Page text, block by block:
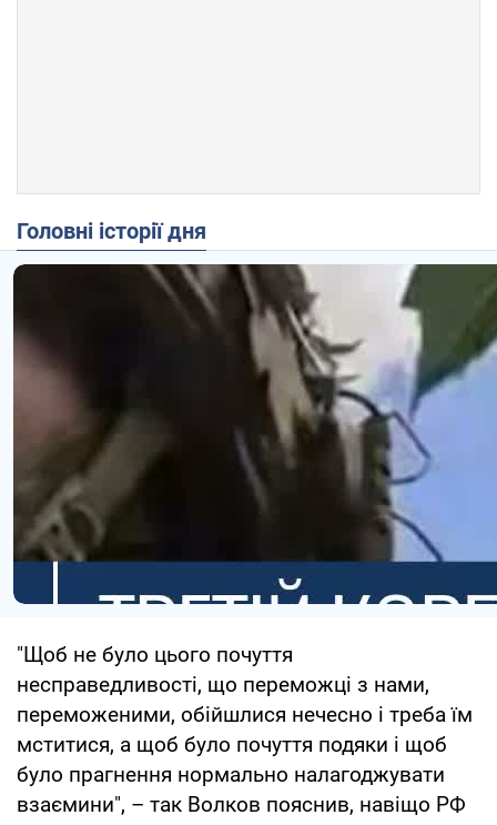
Головні історії дня
"Щоб не було цього почуття
несправедливості, що переможці з нами,
переможеними, обійшлися нечесно і треба їм
мститися, а щоб було почуття подяки і щоб
було прагнення нормально налагоджувати
взаємини", – так Волков пояснив, навіщо РФ